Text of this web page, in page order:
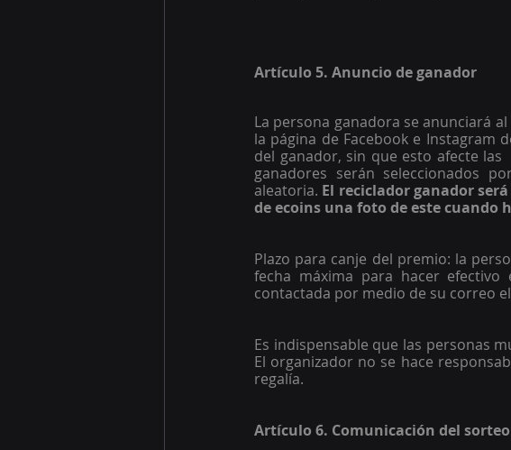
Artículo 5. Anuncio de ganador
La persona ganadora se anunciará
la página de Facebook e Instagram
del ganador, sin que esto afecte
ganadores serán seleccionados
aleatoria. El reciclador ganador
de ecoins una foto de este cuando
Plazo para canje del premio: la
fecha máxima para hacer
contactada por medio de su correo
Es indispensable que las personas
El organizador no se hace
regalía.
Artículo 6. Comunicación del sorteo